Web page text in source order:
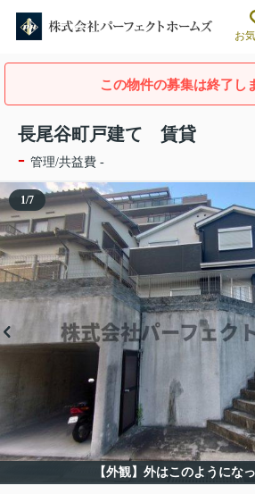
お
この物件の募集は終了し
長尾谷町戸建て 賃貸
- 管理/共益費 -
【外観】外はこのようにな
1/7